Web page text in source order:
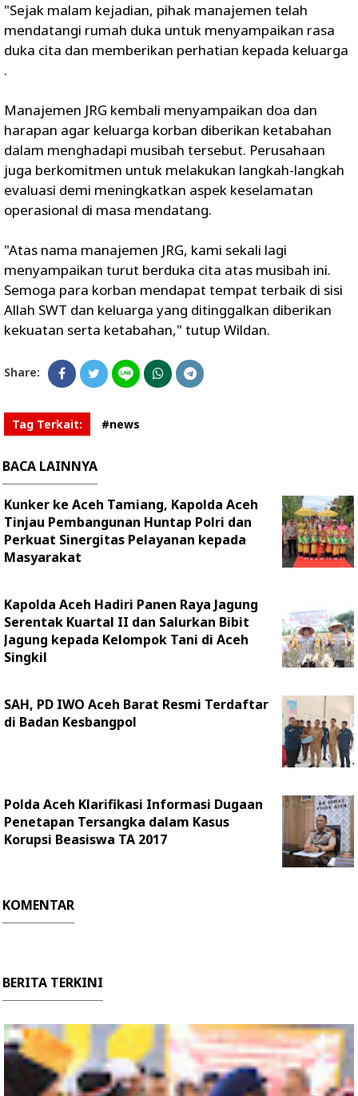
"Sejak malam kejadian, pihak manajemen telah
mendatangi rumah duka untuk menyampaikan rasa
duka cita dan memberikan perhatian kepada keluarga
.
Manajemen JRG kembali menyampaikan doa dan
harapan agar keluarga korban diberikan ketabahan
dalam menghadapi musibah tersebut. Perusahaan
juga berkomitmen untuk melakukan langkah-langkah
evaluasi demi meningkatkan aspek keselamatan
operasional di masa mendatang.
"Atas nama manajemen JRG, kami sekali lagi
menyampaikan turut berduka cita atas musibah ini.
Semoga para korban mendapat tempat terbaik di sisi
Allah SWT dan keluarga yang ditinggalkan diberikan
kekuatan serta ketabahan," tutup Wildan.
Share:
Tag Terkait: #news
BACA LAINNYA
Kunker ke Aceh Tamiang, Kapolda Aceh
Tinjau Pembangunan Huntap Polri dan
Perkuat Sinergitas Pelayanan kepada
Masyarakat
Kapolda Aceh Hadiri Panen Raya Jagung
Serentak Kuartal II dan Salurkan Bibit
Jagung kepada Kelompok Tani di Aceh
Singkil
SAH, PD IWO Aceh Barat Resmi Terdaftar
di Badan Kesbangpol
Polda Aceh Klarifikasi Informasi Dugaan
Penetapan Tersangka dalam Kasus
Korupsi Beasiswa TA 2017
KOMENTAR
BERITA TERKINI